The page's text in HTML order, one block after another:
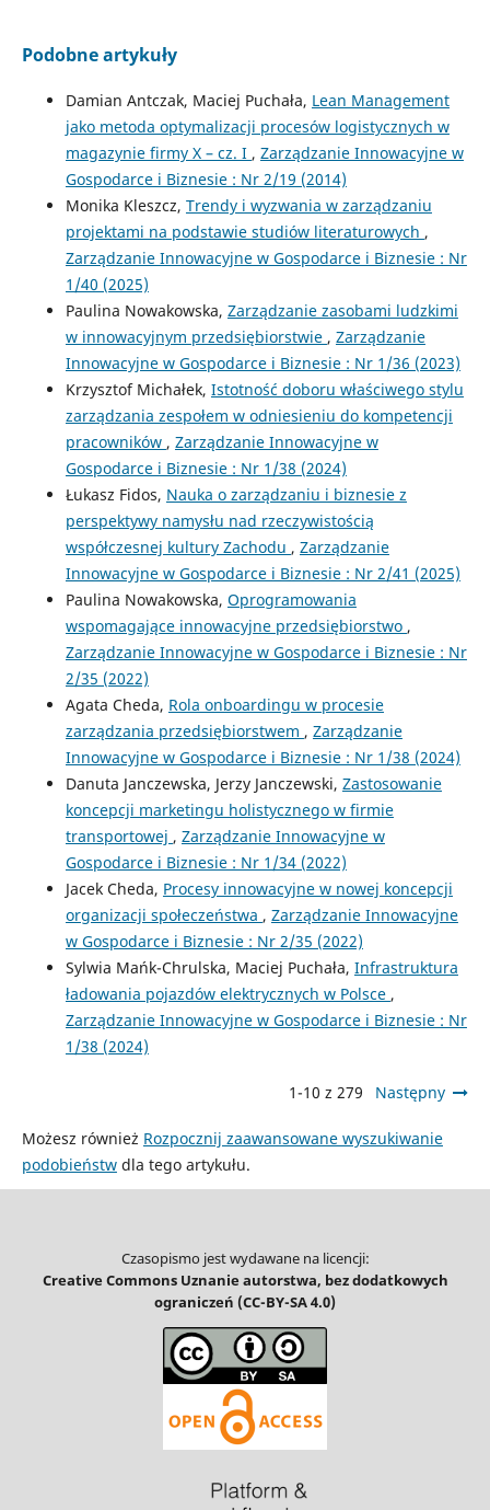
Podobne artykuły
Damian Antczak, Maciej Puchała, Lean Management
jako metoda optymalizacji procesów logistycznych w
magazynie firmy X – cz. I , Zarządzanie Innowacyjne w
Gospodarce i Biznesie : Nr 2/19 (2014)
Monika Kleszcz, Trendy i wyzwania w zarządzaniu
projektami na podstawie studiów literaturowych ,
Zarządzanie Innowacyjne w Gospodarce i Biznesie : Nr
1/40 (2025)
Paulina Nowakowska, Zarządzanie zasobami ludzkimi
w innowacyjnym przedsiębiorstwie , Zarządzanie
Innowacyjne w Gospodarce i Biznesie : Nr 1/36 (2023)
Krzysztof Michałek, Istotność doboru właściwego stylu
zarządzania zespołem w odniesieniu do kompetencji
pracowników , Zarządzanie Innowacyjne w
Gospodarce i Biznesie : Nr 1/38 (2024)
Łukasz Fidos, Nauka o zarządzaniu i biznesie z
perspektywy namysłu nad rzeczywistością
współczesnej kultury Zachodu , Zarządzanie
Innowacyjne w Gospodarce i Biznesie : Nr 2/41 (2025)
Paulina Nowakowska, Oprogramowania
wspomagające innowacyjne przedsiębiorstwo ,
Zarządzanie Innowacyjne w Gospodarce i Biznesie : Nr
2/35 (2022)
Agata Cheda, Rola onboardingu w procesie
zarządzania przedsiębiorstwem , Zarządzanie
Innowacyjne w Gospodarce i Biznesie : Nr 1/38 (2024)
Danuta Janczewska, Jerzy Janczewski, Zastosowanie
koncepcji marketingu holistycznego w firmie
transportowej , Zarządzanie Innowacyjne w
Gospodarce i Biznesie : Nr 1/34 (2022)
Jacek Cheda, Procesy innowacyjne w nowej koncepcji
organizacji społeczeństwa , Zarządzanie Innowacyjne
w Gospodarce i Biznesie : Nr 2/35 (2022)
Sylwia Mańk-Chrulska, Maciej Puchała, Infrastruktura
ładowania pojazdów elektrycznych w Polsce ,
Zarządzanie Innowacyjne w Gospodarce i Biznesie : Nr
1/38 (2024)
1-10 z 279 Następny
Możesz również Rozpocznij zaawansowane wyszukiwanie
podobieństwdla tego artykułu.
Czasopismo jest wydawane na licencji:
Creative Commons Uznanie autorstwa, bez dodatkowych
ograniczeń (CC-BY-SA 4.0)